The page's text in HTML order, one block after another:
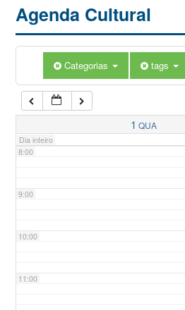
Agenda Cultural
Categorias tags
1 QUA
Dia inteiro
5:00
7:00
8:00
9:00
10:00
11:00